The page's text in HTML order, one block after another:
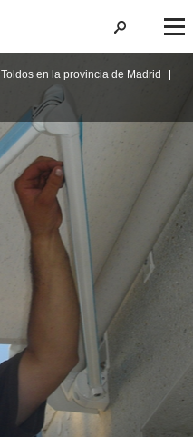
Toldos en la provincia de Madrid